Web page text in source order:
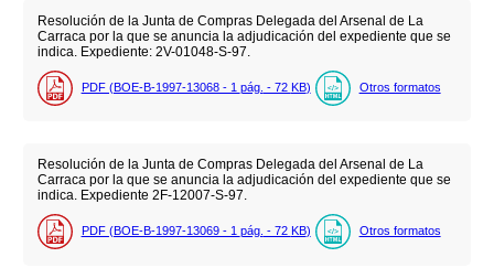
Resolución de la Junta de Compras Delegada del Arsenal de La
Carraca por la que se anuncia la adjudicación del expediente que se
indica. Expediente: 2V-01048-S-97.
PDF (BOE-B-1997-13068 - 1 pág. - 72 KB) Otros formatos
Resolución de la Junta de Compras Delegada del Arsenal de La
Carraca por la que se anuncia la adjudicación del expediente que se
indica. Expediente 2F-12007-S-97.
PDF (BOE-B-1997-13069 - 1 pág. - 72 KB) Otros formatos